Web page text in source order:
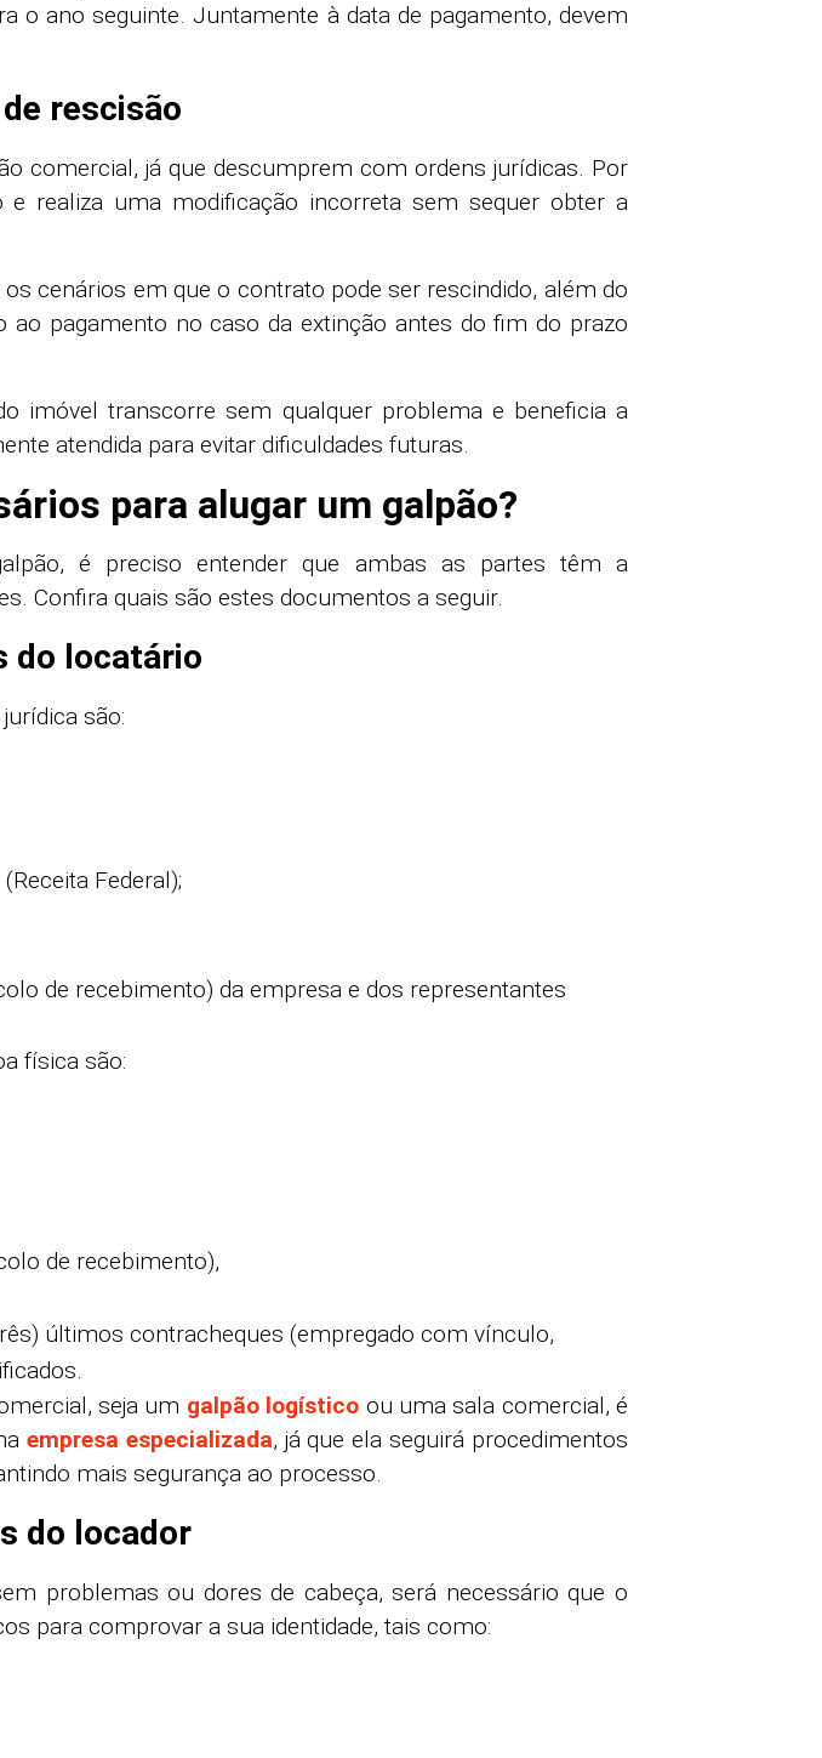
o ano seguinte. Juntamente à data de pagamento, devem
rescisão
comercial, já que descumprem com ordens jurídicas. Por
realiza uma modificação incorreta sem sequer obter a
cenários em que o contrato pode ser rescindido, além do
pagamento no caso da extinção antes do fim do prazo
imóvel transcorre sem qualquer problema e beneficia a
atendida para evitar dificuldades futuras.
para alugar um galpão?
é preciso entender que ambas as partes têm a
Confira quais são estes documentos a seguir.
do locatário
são:
Federal);
de recebimento) da empresa e dos representantes
física são:
de recebimento),
últimos contracheques (empregado com vínculo,
seja um galpão logístico ou uma sala comercial, é
empresa especializada, já que ela seguirá procedimentos
mais segurança ao processo.
do locador
problemas ou dores de cabeça, será necessário que o
para comprovar a sua identidade, tais como: